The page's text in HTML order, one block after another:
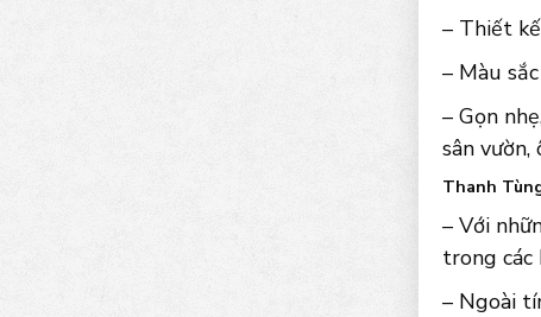
– Thiết
– Màu
– Gọn
sân vườn,
Thanh
– Với
trong các
– Ngoài